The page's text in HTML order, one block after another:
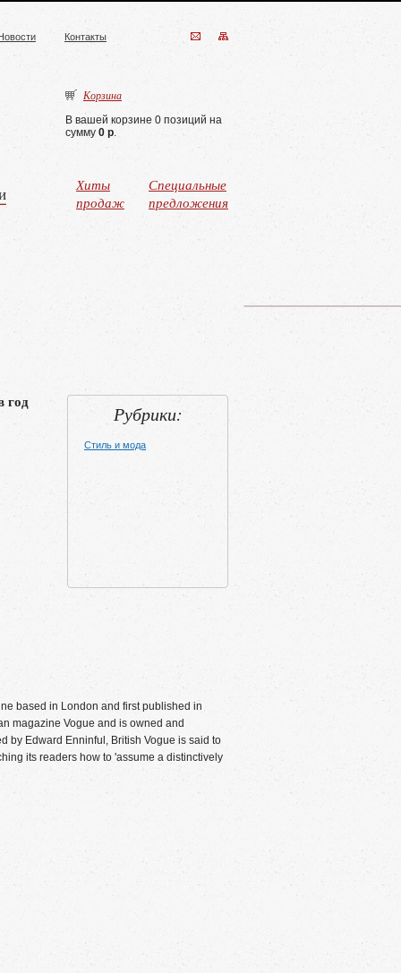
Контакты
Корзина
В вашей корзине 0 позиций на
сумму 0 р.
Хиты
продаж
Специальные
предложения
год Рубрики:
Стиль и мода
based in London and first published in
magazine Vogue and is owned and
by Edward Enninful, British Vogue is said to
its readers how to 'assume a distinctively